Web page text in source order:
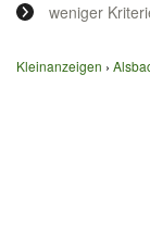
weniger
Kleinanzeigen